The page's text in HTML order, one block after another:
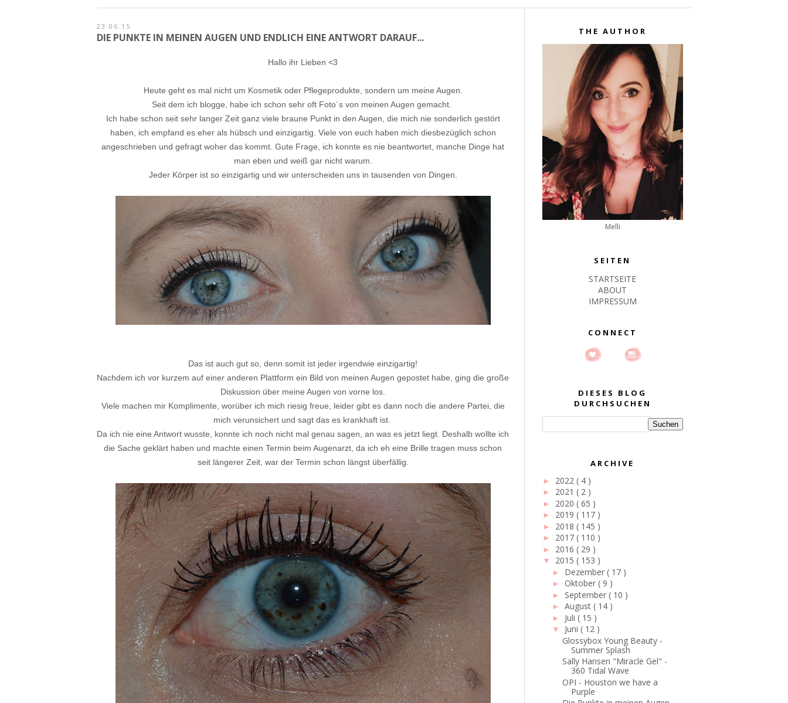
23.06.15
DIE PUNKTE IN MEINEN AUGEN UND ENDLICH EINE ANTWORT DARAUF...
Hallo ihr Lieben <3
Heute geht es mal nicht um Kosmetik oder Pflegeprodukte, sondern um meine Augen.
Seit dem ich blogge, habe ich schon sehr oft Foto´s von meinen Augen gemacht.
Ich habe schon seit sehr langer Zeit ganz viele braune Punkt in den Augen, die mich nie sonderlich gestört
haben, ich empfand es eher als hübsch und einzigartig. Viele von euch haben mich diesbezüglich schon
angeschrieben und gefragt woher das kommt. Gute Frage, ich konnte es nie beantwortet, manche Dinge hat
man eben und weiß gar nicht warum.
Jeder Körper ist so einzigartig und wir unterscheiden uns in tausenden von Dingen.
Das ist auch gut so, denn somit ist jeder irgendwie einzigartig!
Nachdem ich vor kurzem auf einer anderen Plattform ein Bild von meinen Augen gepostet habe, ging die große
Diskussion über meine Augen von vorne los.
Viele machen mir Komplimente, worüber ich mich riesig freue, leider gibt es dann noch die andere Partei, die
mich verunsichert und sagt das es krankhaft ist.
Da ich nie eine Antwort wusste, konnte ich noch nicht mal genau sagen, an was es jetzt liegt. Deshalb wollte ich
die Sache geklärt haben und machte einen Termin beim Augenarzt, da ich eh eine Brille tragen muss schon
seit längerer Zeit, war der Termin schon längst überfällig.
THE AUTHOR
Melli
SEITEN
STARTSEITE
ABOUT
IMPRESSUM
CONNECT
DIESES BLOG
DURCHSUCHEN
ARCHIVE
► 2022 ( 4 )
► 2021 ( 2 )
► 2020 ( 65 )
► 2019 ( 117 )
► 2018 ( 145 )
► 2017 ( 110 )
► 2016 ( 29 )
▼ 2015 ( 153 )
► Dezember( 17 )
►Oktober( 9 )
► September( 10 )
►August( 14 )
► Juli( 15 )
▼ Juni( 12 )
Glossybox Young Beauty -
Summer Splash
Sally Hansen "Miracle Gel" -
360 Tidal Wave
OPI - Houston we have a
Purple